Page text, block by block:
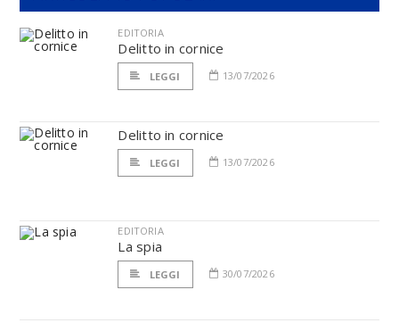
EDITORIA
Delitto in cornice
LEGGI 13/07/2026
Delitto in cornice
LEGGI 13/07/2026
EDITORIA
La spia
LEGGI 30/07/2026